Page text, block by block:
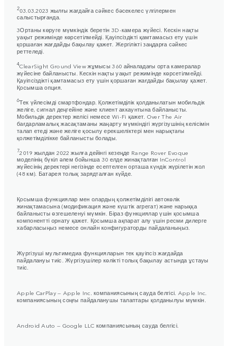
203.03.2023 жылғы жағдайға сәйкес бәсекелес үлгілермен
салыстырғанда.
3Ортаны көруге мүмкіндік беретін 3D-камера жүйесі. Кескін нақты
уақыт режимінде көрсетілмейді. Қауіпсіздікті қамтамасыз ету үшін
қоршаған жағдайды бақылау қажет. Жергілікті заңдарға сәйкес
реттеледі.
4ClearSight Ground View жұмысы 360 айналадағы орта камералар
жүйесіне байланысты. Кескін нақты уақыт режимінде көрсетілмейді.
Қауіпсіздікті қамтамасыз ету үшін қоршаған жағдайды бақылау қажет.
Қосымша опция.
6Тек үйлесімді смартфондар. Қолжетімділік қолданылатын мобильдік
желіге, сигнал деңгейіне және клиент аккаунтына байланысты.
Мобильдік деректер желісі немесе Wi-Fi қажет. Over The Air
бағдарламалық жасақтаманы жаңарту мүмкіндігі жүргізушінің келісімін
талап етеді және желіге қосылу ерекшеліктері мен нарықтағы
қолжетімділікке байланысты болады.
72019 жылдан 2022 жылға дейінгі кезеңде Range Rover Evoque
моделінің бүкіл әлем бойынша 30 елде жинақталған InControl
жүйесінің деректері негізінде есептелген орташа күндік жүрілетін жол
(48 км). Батарея толық зарядталған күйде.
Қосымша функциялар мен олардың қолжетімділігі автокөлік
жинақтамасына (модификация және күштік агрегат) және нарыққа
байланысты өзгешеленуі мүмкін. Біраз функциялар үшін қосымша
компонентті орнату қажет. Қосымша ақпарат алу үшін ресми дилерге
хабарласыңыз немесе онлайн конфигураторды пайдаланыңыз.
Жүргізуші мультимедиа функцияларын тек қауіпсіз жағдайда
пайдалануы тиіс. Жүргізушілер көлікті толық бақылау астында ұстауы
тиіс.
Apple CarPlay — Apple Inc. компаниясының сауда белгісі. Apple Inc.
компаниясының соңғы пайдаланушы талаптары қолданылуы мүмкін.
Android Auto — Google LLC компаниясының сауда белгісі.